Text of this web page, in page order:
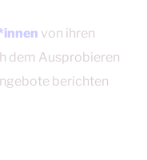
von ihren
dem Ausprobieren
berichten